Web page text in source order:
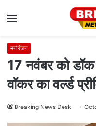
Menu
मनोरंजन
17 नवंबर को डॉक
वॉकर का वर्ल्ड
Breaking News Desk